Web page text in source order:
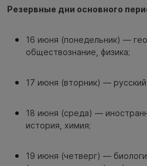
Резервные дни основного
16 июня (понедельник) —
обществознание, физика;
17 июня (вторник) — русский
18 июня (среда) —
история, химия;
19 июня (четверг) —